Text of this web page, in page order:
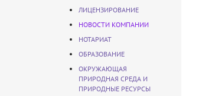
ЛИЦЕНЗИРОВАНИЕ
НОВОСТИ КОМПАНИИ
НОТАРИАТ
ОБРАЗОВАНИЕ
ОКРУЖАЮЩАЯ
ПРИРОДНАЯ СРЕДА И
ПРИРОДНЫЕ РЕСУРСЫ